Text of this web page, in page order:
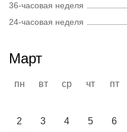
36-часовая неделя
24-часовая неделя
Март
пн вт ср чт пт
2
3 4 5 6